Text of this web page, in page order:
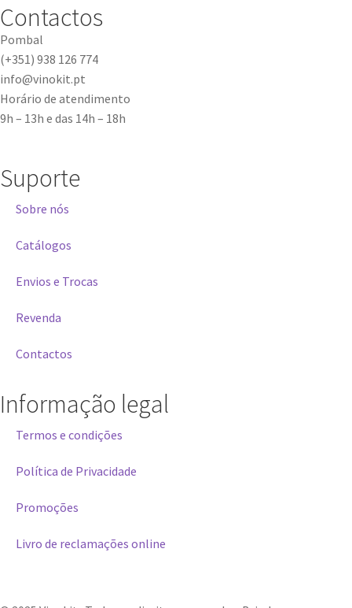
Contactos
Pombal
(+351) 938 126 774
info@vinokit.pt
Horário de atendimento
9h – 13h e das 14h – 18h
Suporte
Sobre nós
Catálogos
Envios e Trocas
Revenda
Contactos
Informação legal
Termos e condições
Política de Privacidade
Promoções
Livro de reclamações online